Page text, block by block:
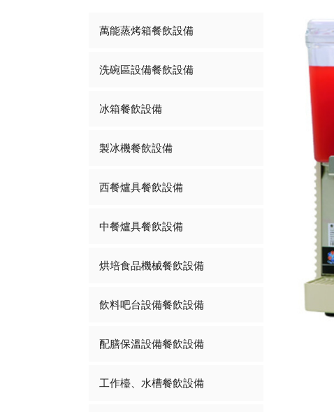
萬能蒸烤箱餐飲設備
洗碗區設備餐飲設備
冰箱餐飲設備
製冰機餐飲設備
西餐爐具餐飲設備
中餐爐具餐飲設備
烘培食品機械餐飲設備
飲料吧台設備餐飲設備
配膳保溫設備餐飲設備
工作檯、水槽餐飲設備